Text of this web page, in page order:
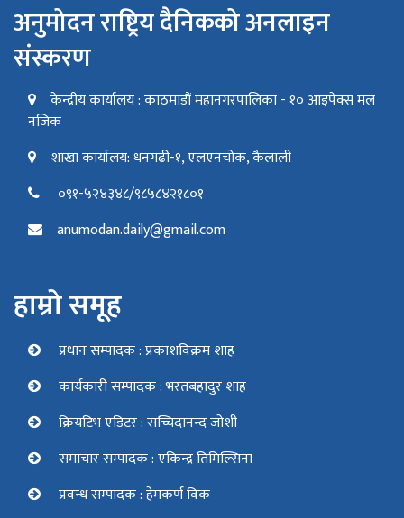
अनुमोदन राष्ट्रिय दैनिकको अनलाइन
संस्करण
केन्द्रीय कार्यालय : काठमाडौं महानगरपालिका - १० आइपेक्स मल
नजिक
शाखा कार्यालय: धनगढी-१, एलएनचोक, कैलाली
०९१-५२४३४८/९८५८४२१८०१
anumodan.daily@gmail.com
हाम्रो समूह
प्रधान सम्पादक : प्रकाशविक्रम शाह
कार्यकारी सम्पादक : भरतबहादुर शाह
क्रियटिभ एडिटर : सच्चिदानन्द जोशी
समाचार सम्पादक : एकिन्द्र तिमिल्सिना
प्रवन्ध सम्पादक : हेमकर्ण विक